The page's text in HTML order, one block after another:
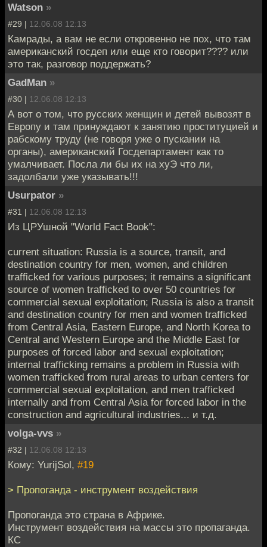
Watson »
#29 | 12.06.08 12:13
Камрады, а вам не если откровенно не пох, что там
американский госдеп или еще кто говорит???? или
это так, разговор поддержать?
GadMan »
#30 | 12.06.08 12:13
А вот о том, что русских женщин и детей вывозят в
Европу и там принуждают к занятию проституцией и
рабскому труду (не говоря уже о пускании на
органы), американский Госдепартамент как то
умалчивает. Посла ли бы их на хуЭ что ли,
задолбали уже указывать!!!
Usurpator »
#31 | 12.06.08 12:13
Из ЦРУшной "World Fact Book":
current situation: Russia is a source, transit, and
destination country for men, women, and children
trafficked for various purposes; it remains a significant
source of women trafficked to over 50 countries for
commercial sexual exploitation; Russia is also a transit
and destination country for men and women trafficked
from Central Asia, Eastern Europe, and North Korea to
Central and Western Europe and the Middle East for
purposes of forced labor and sexual exploitation;
internal trafficking remains a problem in Russia with
women trafficked from rural areas to urban centers for
commercial sexual exploitation, and men trafficked
internally and from Central Asia for forced labor in the
construction and agricultural industries... и т.д.
volga-vvs »
#32 | 12.06.08 12:13
Кому: YurijSol, #19
> Пропоганда - инструмент воздействия
Пропоганда это страна в Африке.
Инструмент воздействия на массы это пропаганда.
КС